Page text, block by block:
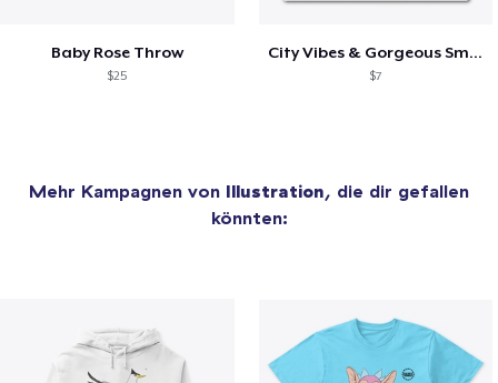
Baby Rose Throw
$25
City Vibes & Gorgeous Smiles
$7
Mehr Kampagnen von Illustration, die dir gefallen
könnten: